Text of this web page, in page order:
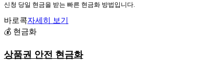
신청 당일 현금을 받는 빠른 현금화 방법입니다.
바로콕자세히 보기
💰 현금화
상품권 안전 현금화